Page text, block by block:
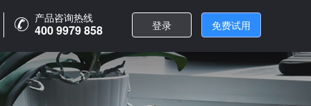
产品咨询热线
400 9979 858 登录 免费试用
产品咨询热线
400 9979 858 登录 免费试用